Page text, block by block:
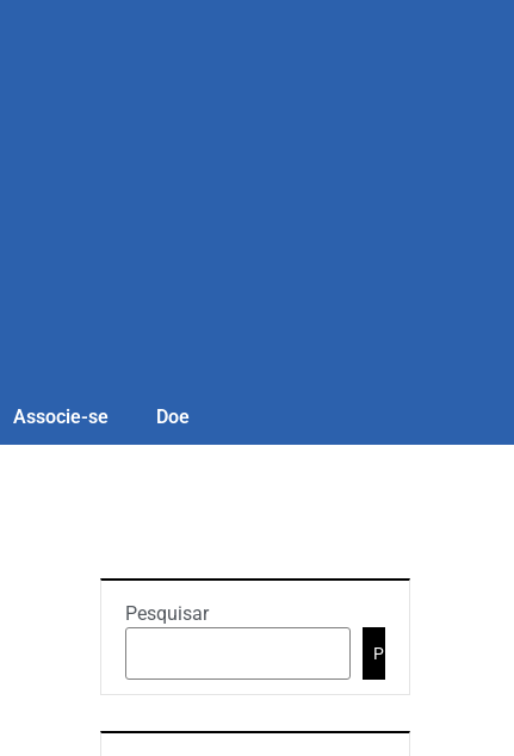
Associe-se Doe
Pesquisar
Pesquisar